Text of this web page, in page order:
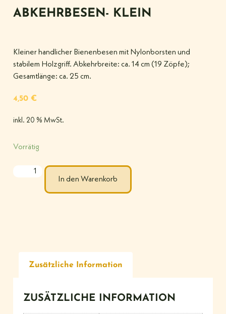
ABKEHRBESEN- KLEIN
Kleiner handlicher Bienenbesen mit Nylonborsten und
stabilem Holzgriff. Abkehrbreite: ca. 14 cm (19 Zöpfe);
Gesamtlänge: ca. 25 cm.
4,50 €
inkl. 20 % MwSt.
Vorrätig
In den Warenkorb
Zusätzliche Information
ZUSÄTZLICHE INFORMATION